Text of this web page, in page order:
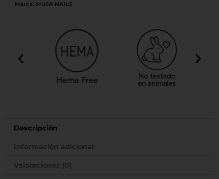
Marca: MUSA NAILS
Descripción
Información adicional
Valoraciones (0)